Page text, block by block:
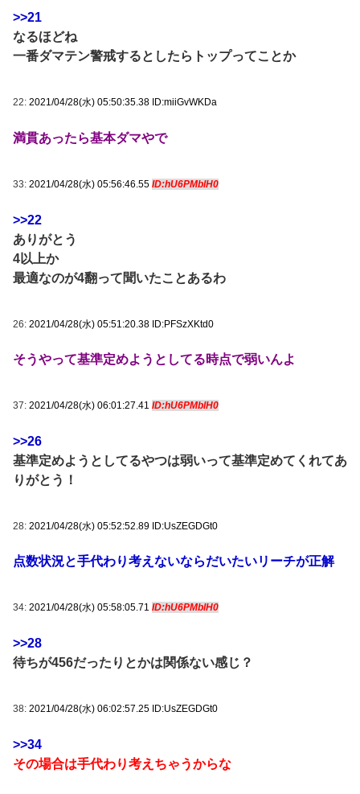
>>21
なるほどね
一番ダマテン警戒するとしたらトップってことか
22: 2021/04/28(水) 05:50:35.38 ID:miiGvWKDa
満貫あったら基本ダマやで
33: 2021/04/28(水) 05:56:46.55 ID:hU6PMblH0
>>22
ありがとう
4以上か
最適なのが4翻って聞いたことあるわ
26: 2021/04/28(水) 05:51:20.38 ID:PFSzXKtd0
そうやって基準定めようとしてる時点で弱いんよ
37: 2021/04/28(水) 06:01:27.41 ID:hU6PMblH0
>>26
基準定めようとしてるやつは弱いって基準定めてくれてあ
りがとう！
28: 2021/04/28(水) 05:52:52.89 ID:UsZEGDGt0
点数状況と手代わり考えないならだいたいリーチが正解
34: 2021/04/28(水) 05:58:05.71 ID:hU6PMblH0
>>28
待ちが456だったりとかは関係ない感じ？
38: 2021/04/28(水) 06:02:57.25 ID:UsZEGDGt0
>>34
その場合は手代わり考えちゃうからな